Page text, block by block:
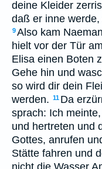
deine Kleider
daß er inne
9Also kam
hielt vor der Tür
Elisa einen Boten
Gehe hin und
so wird dir dein
werden. 11 Da
sprach: Ich
und hertreten und
Gottes, anrufen
Stätte fahren und
nicht die Wasser